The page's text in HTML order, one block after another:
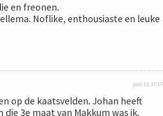
en freonen.
Noflike, enthousiaste en leuke
juni 13, 17:17
op de kaatsvelden. Johan heeft
3e maat van Makkum was ik.